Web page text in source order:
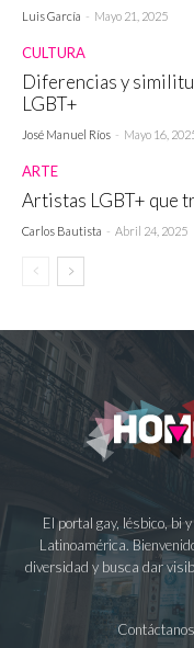
Luis García - Mayo 21, 2025
CULTURA
Diferencias y
LGBT+
José Manuel Ríos - Mayo 16,
ARTE
Artistas LGBT+ que
Carlos Bautista - Abril 24, 2025
El portal gay, lésbico, bi
Latinoamérica.
diversidad y busca dar